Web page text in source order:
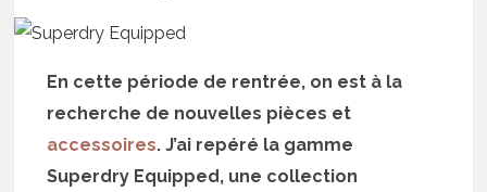
En cette période de rentrée, on est à la
recherche de nouvelles pièces et
accessoires. J’ai repéré la gamme
Superdry Equipped, une collection